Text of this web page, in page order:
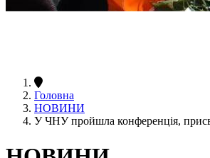
Головна
НОВИНИ
У ЧНУ пройшла конференція,